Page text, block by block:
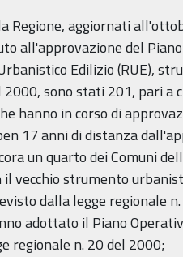
Regione, aggiornati
all'approvazione del
Edilizio (RUE),
2000, sono stati 201, pari a
hanno in corso di
17 anni di distanza
un quarto dei Comuni
il vecchio strumento
dalla legge regionale
adottato il Piano
regionale n. 20 del 2000;